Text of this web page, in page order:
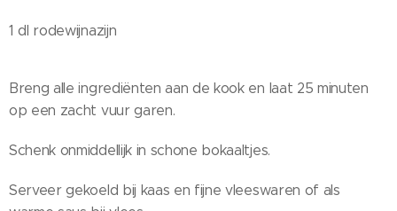
1 dl rodewijnazijn
Breng alle ingrediënten aan de kook en laat 25 minuten
op een zacht vuur garen.
Schenk onmiddellijk in schone bokaaltjes.
Serveer gekoeld bij kaas en fijne vleeswaren of als